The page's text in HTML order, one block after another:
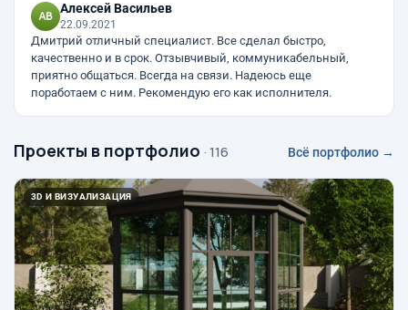
Алексей Васильев
22.09.2021
Дмитрий отличный специалист. Все сделал быстро,
качественно и в срок. Отзывчивый, коммуникабельный,
приятно общаться. Всегда на связи. Надеюсь еще
поработаем с ним. Рекомендую его как исполнителя.
Проекты в портфолио · 116 Всё портфолио →
3D И ВИЗУАЛИЗАЦИЯ